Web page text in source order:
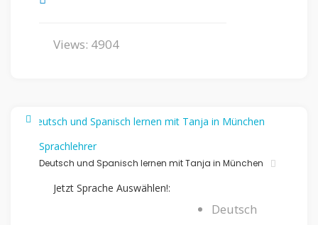
Views: 4904
Sprachlehrer
Deutsch und Spanisch lernen mit Tanja in München
Jetzt Sprache Auswählen!:
Deutsch